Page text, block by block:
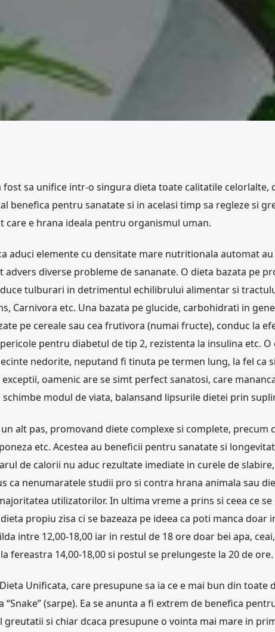
sa unifice intr-o singura dieta toate calitatile celorlalte,
benefica pentru sanatate si in acelasi timp sa regleze si
e hrana ideala pentru organismul uman.
aduci elemente cu densitate mare nutritionala automat
advers diverse probleme de sananate. O dieta bazata pe
tulburari in detrimentul echilibrului alimentar si
Carnivora etc. Una bazata pe glucide, carbohidrati in
pe cereale sau cea frutivora (numai fructe), conduc la
pentru diabetul de tip 2, rezistenta la insulina etc. O
nedorite, neputand fi tinuta pe termen lung, la fel ca
oamenic are se simt perfect sanatosi, care
modul de viata, balansand lipsurile dietei prin
alt pas, promovand diete complexe si complete, precum
etc. Acestea au beneficii pentru sanatate si
de calorii nu aduc rezultate imediate in curele de slabire,
ca nenumaratele studii pro si contra hrana animala sau
utilizatorilor. In ultima vreme a prins si ceea ce se
propiu zisa ci se bazeaza pe ideea ca poti manca doar
intre 12,00-18,00 iar in restul de 18 ore doar bei apa,
fereastra 14,00-18,00 si postul se prelungeste la 20 de ore.
Unificata, care presupune sa ia ce e mai bun din toate
(sarpe). Ea se anunta a fi extrem de benefica
si chiar dcaca presupune o vointa mai mare in